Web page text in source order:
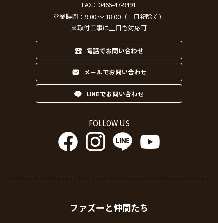
FAX：0466-47-9491
営業時間：9:00 ～ 18:00（土日祝除く）
※取付工事は土日も対応可
電話でお問い合わせ
メールでお問い合わせ
LINEでお問い合わせ
FOLLOW US
ファズーと仲間たち